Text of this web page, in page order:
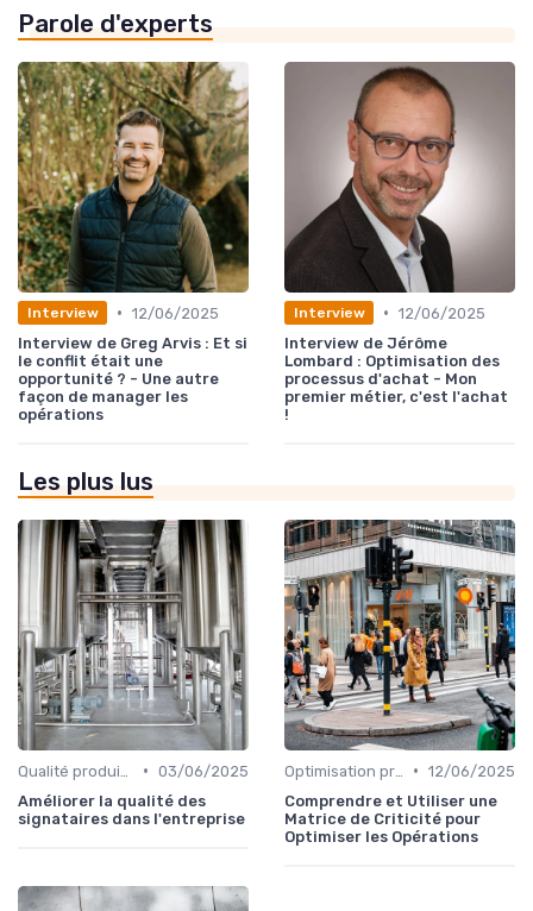
Parole d'experts
Interview • 12/06/2025
Interview de Greg Arvis : Et si
le conflit était une
opportunité ? - Une autre
façon de manager les
opérations
Interview • 12/06/2025
Interview de Jérôme
Lombard : Optimisation des
processus d'achat - Mon
premier métier, c'est l'achat
!
Les plus lus
• 03/06/2025
Améliorer la qualité des
signataires dans l'entreprise
• 12/06/2025
Comprendre et Utiliser une
Matrice de Criticité pour
Optimiser les Opérations